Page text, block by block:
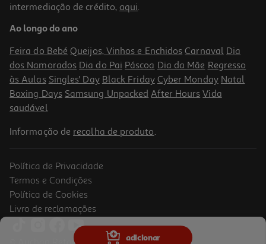
adicionar
Auriculares Com Fio Qilive 600182365 Q1667
4.99 €/un
4,99 €
Auriculares Qilive Q.1666 Azul C/micro
intermediação de crédito, aqui.
Ao longo do ano
Feira do Bebé Queijos, Vinhos e Enchidos Carnaval Dia
dos Namorados Dia do Pai Páscoa Dia da Mãe Regresso
às Aulas Singles' Day Black Friday Cyber Monday Natal
Boxing Days Samsung Unpacked After Hours Vida
saudável
Informação de recolha de produto.
Política de Privacidade
Termos e Condições
Política de Cookies
Livro de reclamações
© Auchan Retail Portugal